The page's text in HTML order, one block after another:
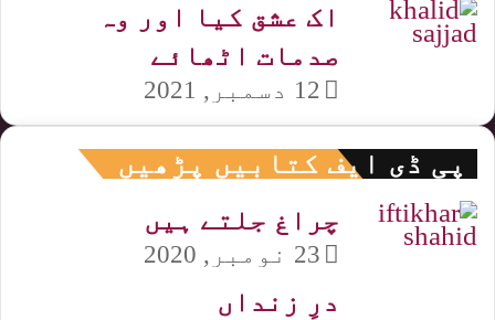
اک عشق کیا اور وہ
صدمات اٹھائے
12 دسمبر, 2021
پی ڈی ایف کتابیں پڑھیں
چراغ جلتے ہیں
23 نومبر, 2020
درِ زنداں